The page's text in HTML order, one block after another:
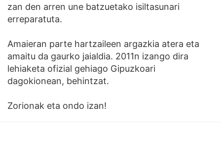
zan den arren une batzuetako isiltasunari
erreparatuta.
Amaieran parte hartzaileen argazkia atera eta
amaitu da gaurko jaialdia. 2011n izango dira
lehiaketa ofizial gehiago Gipuzkoari
dagokionean, behintzat.
Zorionak eta ondo izan!